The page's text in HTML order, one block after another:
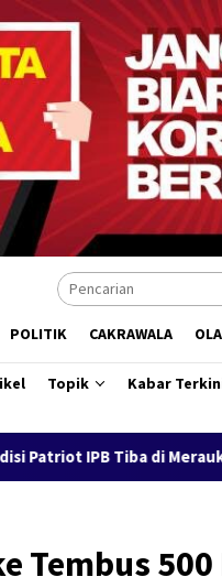
POLITIK CAKRAWALA
Topik Kabar
Siap Dukung
Tembus 500